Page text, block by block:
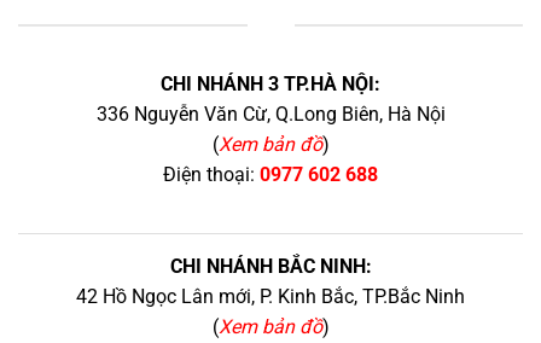
CHI NHÁNH 3 TP.HÀ NỘI:
336 Nguyễn Văn Cừ, Q.Long Biên, Hà Nội
(Xem bản đồ)
Điện thoại: 0977 602 688
CHI NHÁNH BẮC NINH:
42 Hồ Ngọc Lân mới, P. Kinh Bắc, TP.Bắc Ninh
(Xem bản đồ)